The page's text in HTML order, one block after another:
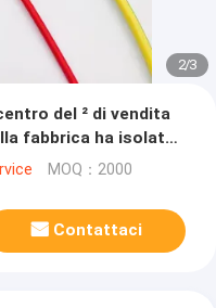
2/3
del ² di vendita
fabbrica ha isolato
MOQ：2000
Contattaci